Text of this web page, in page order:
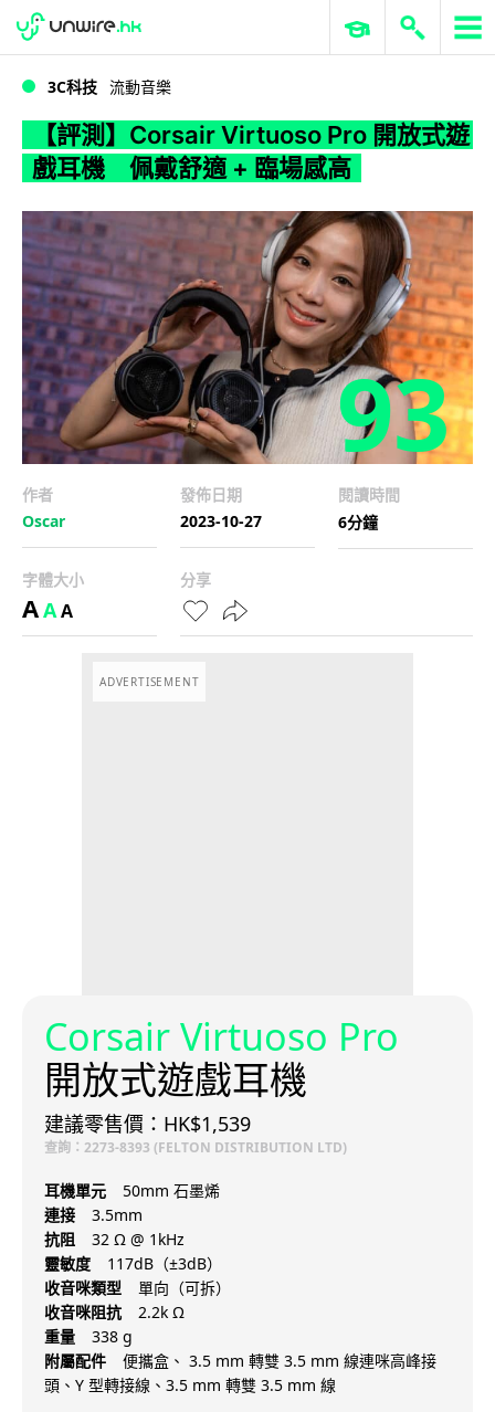
WWDC 2026 ERP 與商業 AI
3C科技 流動音樂
【評測】Corsair Virtuoso Pro 開放式遊
戲耳機 佩戴舒適 + 臨場感高
93
作者
Oscar
發佈日期
2023-10-27
閱讀時間
6分鐘
字體大小
AAA
分享
ADVERTISEMENT
Corsair Virtuoso Pro
開放式遊戲耳機
建議零售價：HK$1,539
查詢：2273-8393 (FELTON DISTRIBUTION LTD)
耳機單元
50mm 石墨烯
連接
3.5mm
抗阻
32 Ω @ 1kHz
靈敏度
117dB（±3dB）
收音咪類型
單向（可拆）
收音咪阻抗
2.2k Ω
重量
338 g
附屬配件
便攜盒、 3.5 mm 轉雙 3.5 mm 線連咪高峰接
頭、Y 型轉接線、3.5 mm 轉雙 3.5 mm 線